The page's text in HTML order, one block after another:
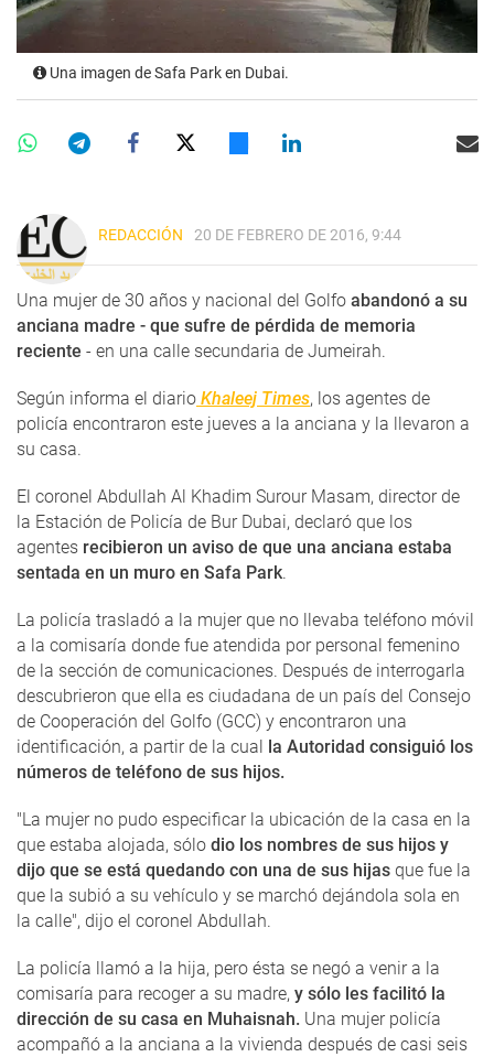
Una imagen de Safa Park en Dubai.
REDACCIÓN 20 DE FEBRERO DE 2016, 9:44
Una mujer de 30 años y nacional del Golfo abandonó a su
anciana madre - que sufre de pérdida de memoria
reciente - en una calle secundaria de Jumeirah.
Según informa el diario Khaleej Times, los agentes de
policía encontraron este jueves a la anciana y la llevaron a
su casa.
El coronel Abdullah Al Khadim Surour Masam, director de
la Estación de Policía de Bur Dubai, declaró que los
agentes recibieron un aviso de que una anciana estaba
sentada en un muro en Safa Park.
La policía trasladó a la mujer que no llevaba teléfono móvil
a la comisaría donde fue atendida por personal femenino
de la sección de comunicaciones. Después de interrogarla
descubrieron que ella es ciudadana de un país del Consejo
de Cooperación del Golfo (GCC) y encontraron una
identificación, a partir de la cual
la Autoridad consiguió los
números de teléfono de sus hijos.
"La mujer no pudo especificar la ubicación de la casa en la
que estaba alojada, sólo dio los nombres de sus hijos y
dijo que se está quedando con una de sus hijas que fue la
que la subió a su vehículo y se marchó dejándola sola en
la calle", dijo el coronel Abdullah.
La policía llamó a la hija, pero ésta se negó a venir a la
comisaría para recoger a su madre, y sólo les facilitó la
dirección de su casa en Muhaisnah. Una mujer policía
acompañó a la anciana a la vivienda después de casi seis